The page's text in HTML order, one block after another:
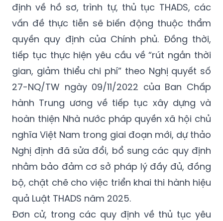
định về hồ sơ, trình tự, thủ tục THADS, các
vấn đề thực tiễn sẽ biến động thuộc thẩm
quyền quy định của Chính phủ. Đồng thời,
tiếp tục thực hiện yêu cầu về “rút ngắn thời
gian, giảm thiểu chi phí” theo Nghị quyết số
27-NQ/TW ngày 09/11/2022 của Ban Chấp
hành Trung ương về tiếp tục xây dựng và
hoàn thiện Nhà nước pháp quyền xã hội chủ
nghĩa Việt Nam trong giai đoạn mới, dự thảo
Nghị định đã sửa đổi, bổ sung các quy định
nhằm bảo đảm cơ sở pháp lý đầy đủ, đồng
bộ, chặt chẽ cho việc triển khai thi hành hiệu
quả Luật THADS năm 2025.
Đơn cử, trong các quy định về thủ tục yêu